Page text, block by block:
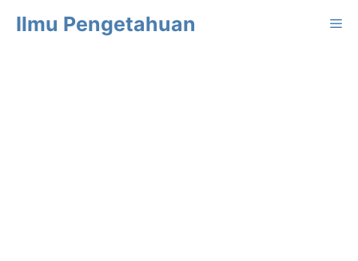
Ilmu Pengetahuan